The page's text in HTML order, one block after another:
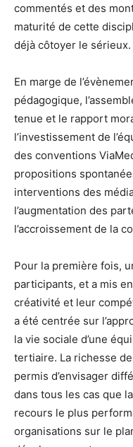
commentés et des
maturité de cette
déjà côtoyer le sérieux.
En marge de
pédagogique,
tenue et le rapport
l’investissement de
des conventions
propositions
interventions des
l’augmentation des
l’accroissement de la
Pour la première fois,
participants, et a mis
créativité et leur
a été centrée sur
la vie sociale d’une
tertiaire. La richesse
permis d’envisager
dans tous les cas que
recours le plus
organisations sur le